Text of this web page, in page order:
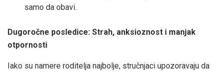
samo da obavi.
Dugoročne posledice: Strah, anksioznost i manjak
otpornosti
Iako su namere roditelja najbolje, stručnjaci upozoravaju da